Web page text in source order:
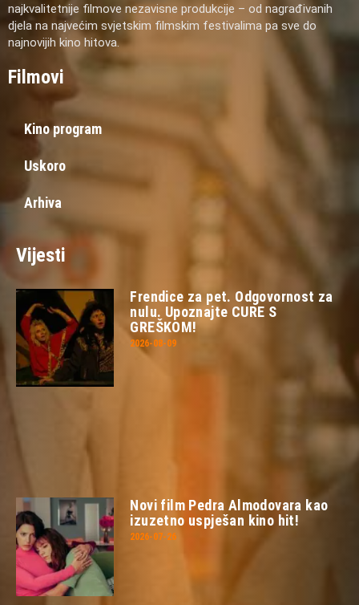
najkvalitetnije filmove nezavisne produkcije – od nagrađivanih
djela na najvećim svjetskim filmskim festivalima pa sve do
najnovijih kino hitova.
Filmovi
Kino program
Uskoro
Arhiva
Vijesti
Frendice za pet. Odgovornost za
nulu. Upoznajte CURE S
GREŠKOM!
2026-08-09
Novi film Pedra Almodovara kao
izuzetno uspješan kino hit!
2026-07-26